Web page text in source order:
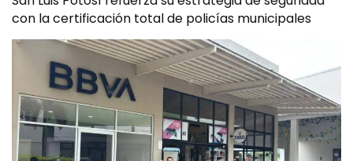
con la certificación total de policías municipales